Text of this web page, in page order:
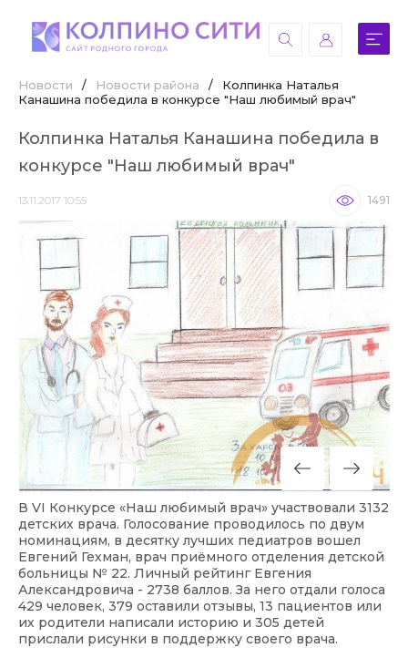
Новости / Новости района /
Колпинка Наталья
Канашина победила в конкурсе "Наш любимый врач"
Колпинка Наталья Канашина победила в
конкурсе "Наш любимый врач"
13.11.2017 10:55 1491
В VI Конкурсе «Наш любимый врач» участвовали 3132
детских врача. Голосование проводилось по двум
номинациям, в десятку лучших педиатров вошел
Евгений Гехман, врач приёмного отделения детской
больницы № 22. Личный рейтинг Евгения
Александровича - 2738 баллов. За него отдали голоса
429 человек, 379 оставили отзывы, 13 пациентов или
их родители написали историю и 305 детей
прислали рисунки в поддержку своего врача.